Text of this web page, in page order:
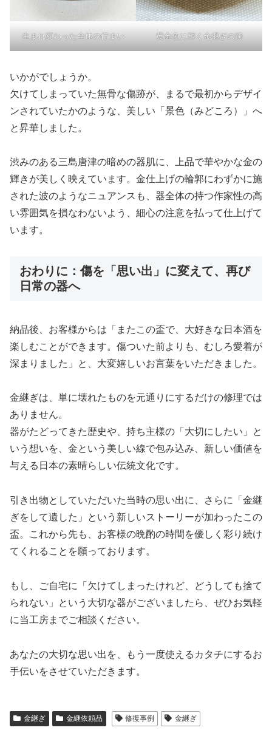
生まれ変わった全体の佇まい 黄金色に輝く金継ぎの跡
いかがでしょうか。
欠けてしまっていた無骨な傷跡が、まるで最初からデザイ
ンされていたかのような、美しい「景色（みどころ）」へ
と昇華しました。
渋みのある三島唐津の暗めの器肌に、上品で華やかな金の
輝きが美しく映えています。金仕上げの輪郭にわずかに施
された波のようなニュアンスも、器全体の持つ作家性の高
い雰囲気を損なわないよう、細心の注意を払って仕上げて
います。
おわりに：傷を「思い出」に変えて、再び
日常の器へ
納品後、お客様からは「またこの盃で、大好きな日本酒を
楽しむことができます。傷ついた前よりも、むしろ愛着が
深まりました」と、大変嬉しいお言葉をいただきました。
金継ぎは、単に壊れたものを元通りにするだけの修理では
ありません。
器がたどってきた歴史や、持ち主様の「大切にしたい」と
いう想いを、金という美しい線で包み込み、新しい価値を
与える日本の素晴らしい伝統文化です。
引き出物としていただいた当時の思い出に、さらに「金継
ぎをして遺した」という新しいストーリーが加わったこの
盃。これから先も、お客様の晩酌の時間を優しく彩り続け
てくれることを願っております。
もし、ご自宅に「欠けてしまったけれど、どうしても捨て
られない」という大切な器がございましたら、ぜひお気軽
に当工房までご相談ください。
あなたの大切な思い出を、もう一度使えるカタチにするお
手伝いをさせていただきます。
金継ぎ 金継依頼品 修復事例 金継ぎ